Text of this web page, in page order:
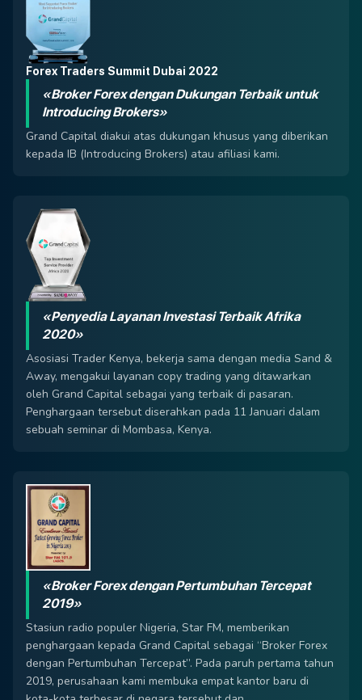
Forex Traders Summit Dubai 2022
«Broker Forex dengan Dukungan Terbaik untuk
Introducing Brokers»
Grand Capital diakui atas dukungan khusus yang diberikan
kepada IB (Introducing Brokers) atau afiliasi kami.
«Penyedia Layanan Investasi Terbaik Afrika
2020»
Asosiasi Trader Kenya, bekerja sama dengan media Sand &
Away, mengakui layanan copy trading yang ditawarkan
oleh Grand Capital sebagai yang terbaik di pasaran.
Penghargaan tersebut diserahkan pada 11 Januari dalam
sebuah seminar di Mombasa, Kenya.
«Broker Forex dengan Pertumbuhan Tercepat
2019»
Stasiun radio populer Nigeria, Star FM, memberikan
penghargaan kepada Grand Capital sebagai “Broker Forex
dengan Pertumbuhan Tercepat”. Pada paruh pertama tahun
2019, perusahaan kami membuka empat kantor baru di